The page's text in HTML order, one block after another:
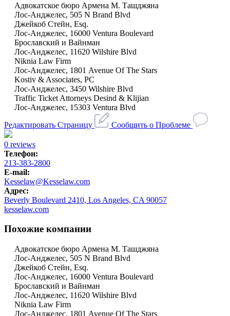
Адвокатское бюро Армена М. Ташджяна
Лос-Анджелес, 505 N Brand Blvd
Джейкоб Стейн, Esq.
Лос-Анджелес, 16000 Ventura Boulevard
Брославский и Вайнман
Лос-Анджелес, 11620 Wilshire Blvd
Niknia Law Firm
Лос-Анджелес, 1801 Avenue Of The Stars
Kostiv & Associates, PC
Лос-Анджелес, 3450 Wilshire Blvd
Traffic Ticket Attorneys Desind & Klijian
Лос-Анджелес, 15303 Ventura Blvd
Редактировать Страницу
Сообщить о Проблеме
0 reviews
Телефон:
213-383-2800
E-mail:
Kesselaw@Kesselaw.com
Адрес:
Beverly Boulevard 2410, Los Angeles, CA 90057
kesselaw.com
Похожие компании
Адвокатское бюро Армена М. Ташджяна
Лос-Анджелес, 505 N Brand Blvd
Джейкоб Стейн, Esq.
Лос-Анджелес, 16000 Ventura Boulevard
Брославский и Вайнман
Лос-Анджелес, 11620 Wilshire Blvd
Niknia Law Firm
Лос-Анджелес, 1801 Avenue Of The Stars